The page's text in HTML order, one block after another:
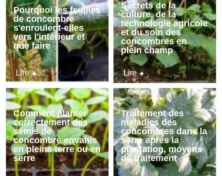
Pourquoi les feuilles
de concombre
s'enroulent-elles
vers l'intérieur et
que faire
Lire
Secrets de la
culture, de la
technologie agricole
et du soin des
concombres en
plein champ
Lire
Comment planter
correctement des
semis de
concombre envahis
en pleine terre ou en
serre
Traitement des
maladies des
concombres dans la
serre après la
plantation, moyens
de traitement